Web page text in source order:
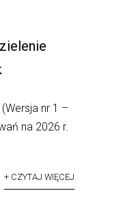
nr 1 –
na 2026 r.
+ CZYTAJ WIĘCEJ